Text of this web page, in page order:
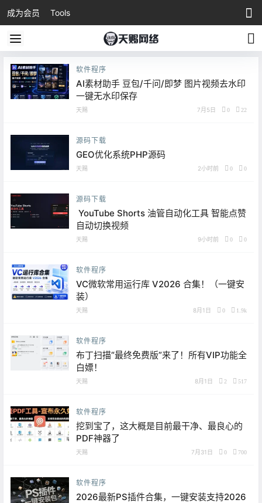
成为会员 Tools
软件程序
AI素材助手 豆包/千问/即梦 图片视频去水印
一键无水印保存
天赐 7月5日 0 22
源码下载
GEO优化系统PHP源码
天赐 2小时前 0 0
源码下载
YouTube Shorts 油管自动化工具 智能点赞
自动切换视频
天赐 9小时前 0 0
软件程序
VC微软常用运行库 V2026 合集！（一键安
装）
天赐 8月1日 0 1.9k
软件程序
布丁扫描“最终免费版”来了！所有VIP功能全
白嫖！
天赐 8月1日 2 517
软件程序
挖到宝了，这大概是目前最干净、最良心的
PDF神器了
天赐 7月31日 0 700
软件程序
2026最新PS插件合集，一键安装支持2026